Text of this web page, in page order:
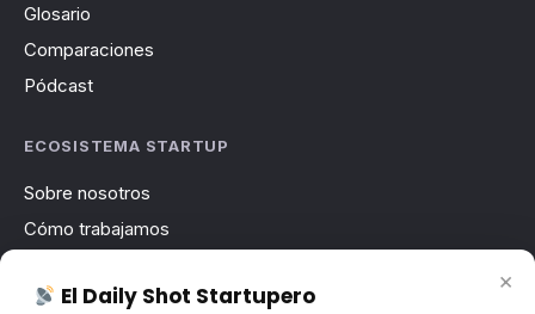
Glosario
Comparaciones
Pódcast
ECOSISTEMA STARTUP
Sobre nosotros
Cómo trabajamos
Contacto
×
El Daily Shot Startupero